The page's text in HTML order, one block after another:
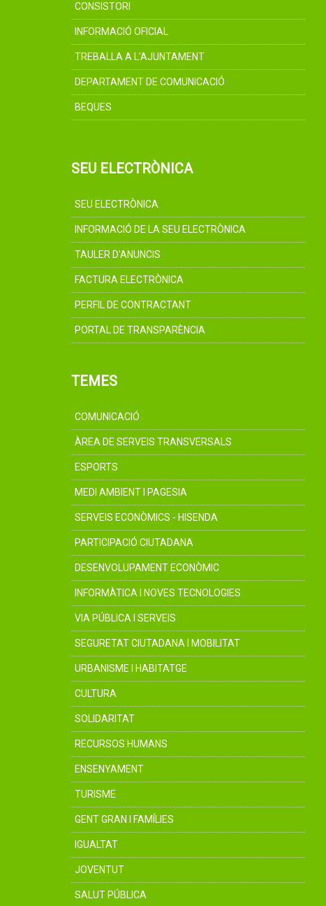
CONSISTORI
INFORMACIÓ OFICIAL
TREBALLA A L'AJUNTAMENT
DEPARTAMENT DE COMUNICACIÓ
BEQUES
SEU ELECTRÒNICA
SEU ELECTRÒNICA
INFORMACIÓ DE LA SEU ELECTRÒNICA
TAULER D'ANUNCIS
FACTURA ELECTRÒNICA
PERFIL DE CONTRACTANT
PORTAL DE TRANSPARÈNCIA
TEMES
COMUNICACIÓ
ÀREA DE SERVEIS TRANSVERSALS
ESPORTS
MEDI AMBIENT I PAGESIA
SERVEIS ECONÒMICS - HISENDA
PARTICIPACIÓ CIUTADANA
DESENVOLUPAMENT ECONÒMIC
INFORMÀTICA I NOVES TECNOLOGIES
VIA PÚBLICA I SERVEIS
SEGURETAT CIUTADANA I MOBILITAT
URBANISME I HABITATGE
CULTURA
SOLIDARITAT
RECURSOS HUMANS
ENSENYAMENT
TURISME
GENT GRAN I FAMÍLIES
IGUALTAT
JOVENTUT
SALUT PÚBLICA